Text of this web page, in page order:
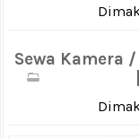
Sewa Kamera